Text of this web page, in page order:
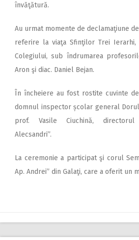
învăţătură.
Au urmat momente de declamaţiune
referire la viaţa Sfinţilor Trei
Colegiului, sub îndrumarea
Aron şi diac. Daniel Bejan.
În încheiere au fost rostite cuvinte
domnul inspector școlar general
prof. Vasile Ciuchină, directorul
Alecsandri”.
La ceremonie a participat şi corul
Ap. Andrei” din Galaţi, care a oferit un